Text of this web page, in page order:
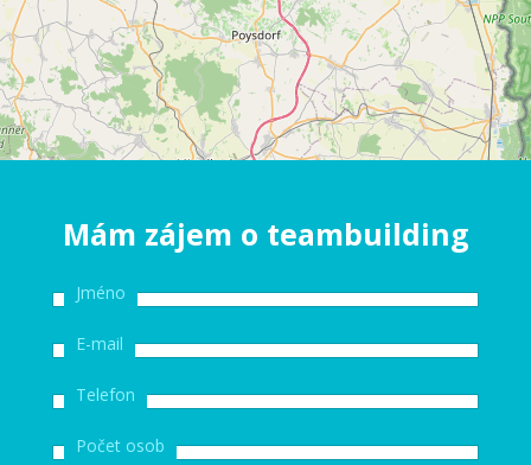
Mám zájem o teambuilding
Jméno
E-mail
Telefon
Počet osob